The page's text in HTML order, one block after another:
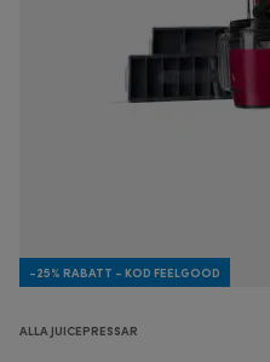
-25% RABATT - KOD FEELGOOD
ALLA JUICEPRESSAR